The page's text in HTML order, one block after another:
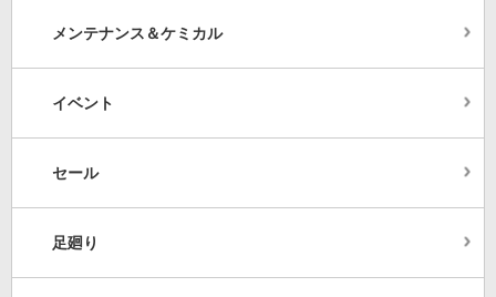
メンテナンス＆ケミカル
イベント
セール
足廻り